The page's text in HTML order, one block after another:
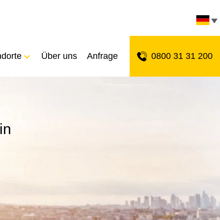
Über uns Anfrage 0800 31 31 200